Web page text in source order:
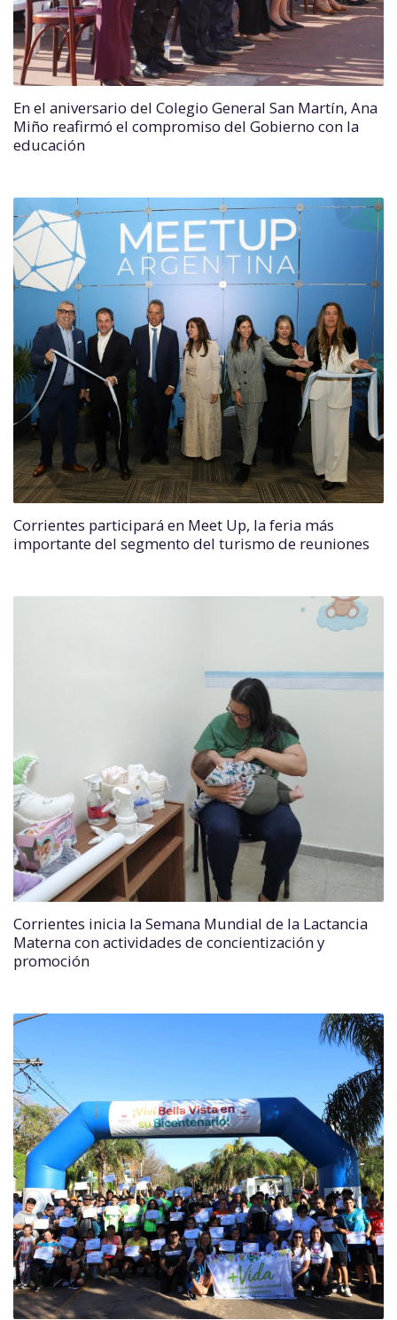
En el aniversario del Colegio General San Martín, Ana
Miño reafirmó el compromiso del Gobierno con la
educación
Corrientes participará en Meet Up, la feria más
importante del segmento del turismo de reuniones
Corrientes inicia la Semana Mundial de la Lactancia
Materna con actividades de concientización y
promoción